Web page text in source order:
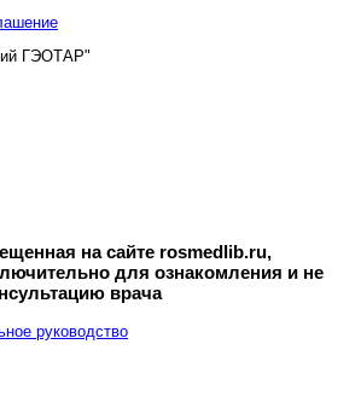
ГЭОТАР"
на сайте rosmedlib.ru,
для ознакомления и не
врача
руководство